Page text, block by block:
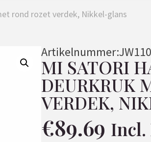
rond rozet verdek, Nikkel-glans
Artikelnummer:
MI SATORI
DEURKRUK
VERDEK,
€89.69 Incl.